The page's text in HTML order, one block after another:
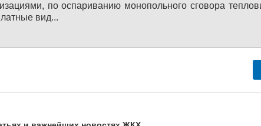
по оспариванию монопольного сговора
вид...